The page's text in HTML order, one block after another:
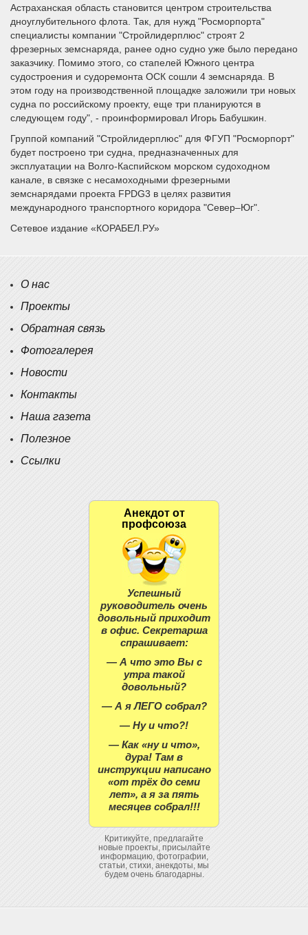
Астраханская область становится центром строительства
дноуглубительного флота. Так, для нужд "Росморпорта"
специалисты компании "Стройлидерплюс" строят 2
фрезерных земснаряда, ранее одно судно уже было передано
заказчику. Помимо этого, со стапелей Южного центра
судостроения и судоремонта ОСК сошли 4 земснаряда. В
этом году на производственной площадке заложили три новых
судна по российскому проекту, еще три планируются в
следующем году", - проинформировал Игорь Бабушкин.
Группой компаний "Стройлидерплюс" для ФГУП "Росморпорт"
будет построено три судна, предназначенных для
эксплуатации на Волго-Каспийском морском судоходном
канале, в связке с несамоходными фрезерными
земснарядами проекта FPDG3 в целях развития
международного транспортного коридора "Север–Юг".
Сетевое издание «КОРАБЕЛ.РУ»
О нас
Проекты
Обратная связь
Фотогалерея
Новости
Контакты
Наша газета
Полезное
Ссылки
Анекдот от
профсоюза
Успешный
руководитель очень
довольный приходит
в офис. Секретарша
спрашивает:
— А что это Вы с
утра такой
довольный?
— А я ЛЕГО собрал?
— Ну и что?!
— Как «ну и что»,
дура! Там в
инструкции написано
«от трёх до семи
лет», а я за пять
месяцев собрал!!!
Критикуйте, предлагайте
новые проекты, присылайте
информацию, фотографии,
статьи, стихи, анекдоты, мы
будем очень благодарны.